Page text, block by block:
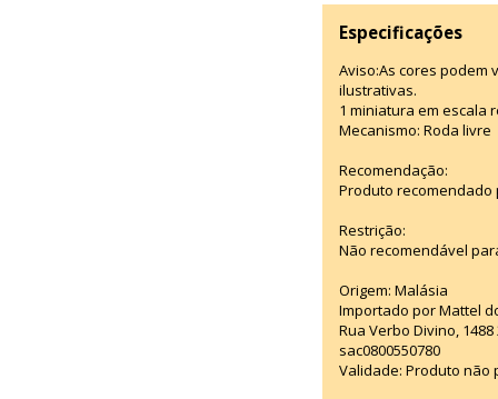
Especificações
Aviso:As cores podem
ilustrativas.
1 miniatura em escala
Mecanismo: Roda livre
Recomendação:
Produto recomendado
Restrição:
Não recomendável
Origem: Malásia
Importado por Mattel
Rua Verbo Divino,
sac0800550780
Validade: Produto não